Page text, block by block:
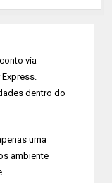
via
dentro do
uma
ambiente